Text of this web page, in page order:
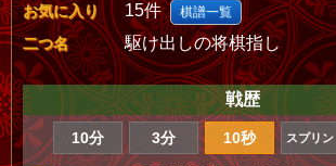
お気に入り 15件 棋譜一覧
二つ名 駆け出しの将棋指し
戦歴
10分 3分 10秒 スプリン